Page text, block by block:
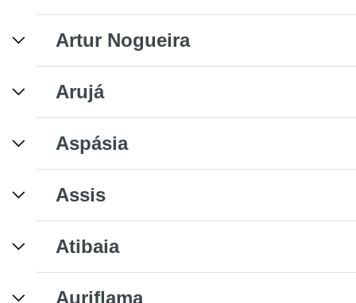
Artur Nogueira
Arujá
Aspásia
Assis
Atibaia
Auriflama